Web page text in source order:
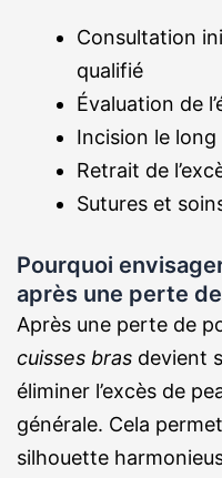
Consultation
qualifié
Évaluation de
Incision le
Retrait de
Sutures et
Pourquoi
après une perte
Après une perte de
cuisses brasdevient
éliminer l’excès de
générale. Cela
silhouette